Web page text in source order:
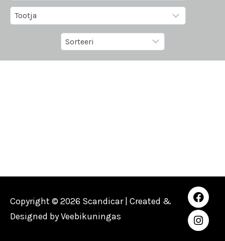
Copyright © 2026 Scandicar | Created &
Designed byVeebikuningas